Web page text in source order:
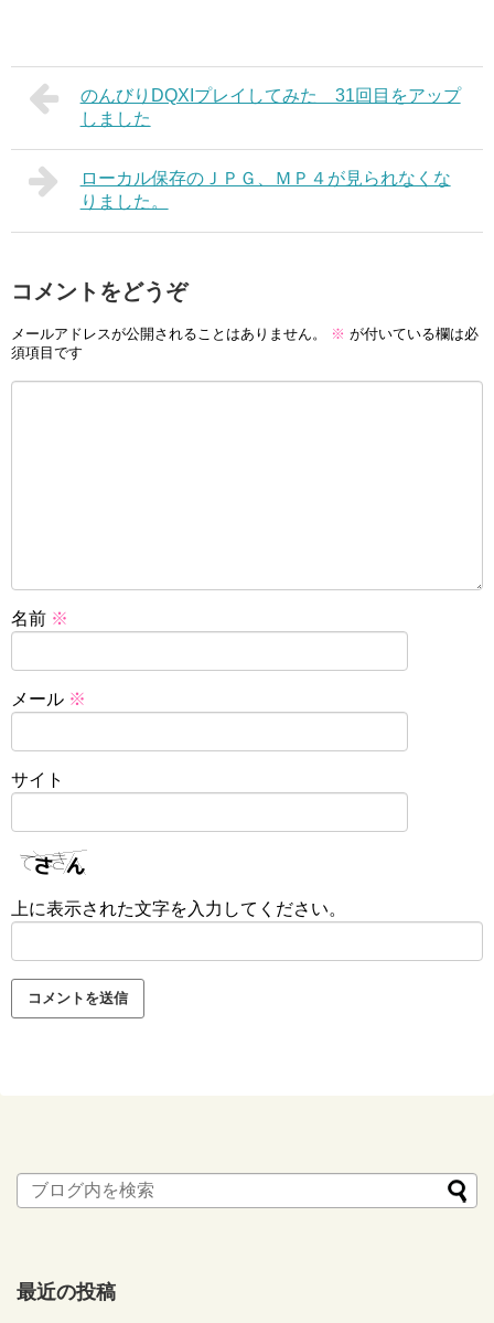
のんびりDQXIプレイしてみた 31回目をアップ
しました
ローカル保存のＪＰＧ、ＭＰ４が見られなくな
りました。
コメントをどうぞ
メールアドレスが公開されることはありません。 ※ が付いている欄は必
須項目です
名前 ※
メール ※
サイト
上に表示された文字を入力してください。
最近の投稿